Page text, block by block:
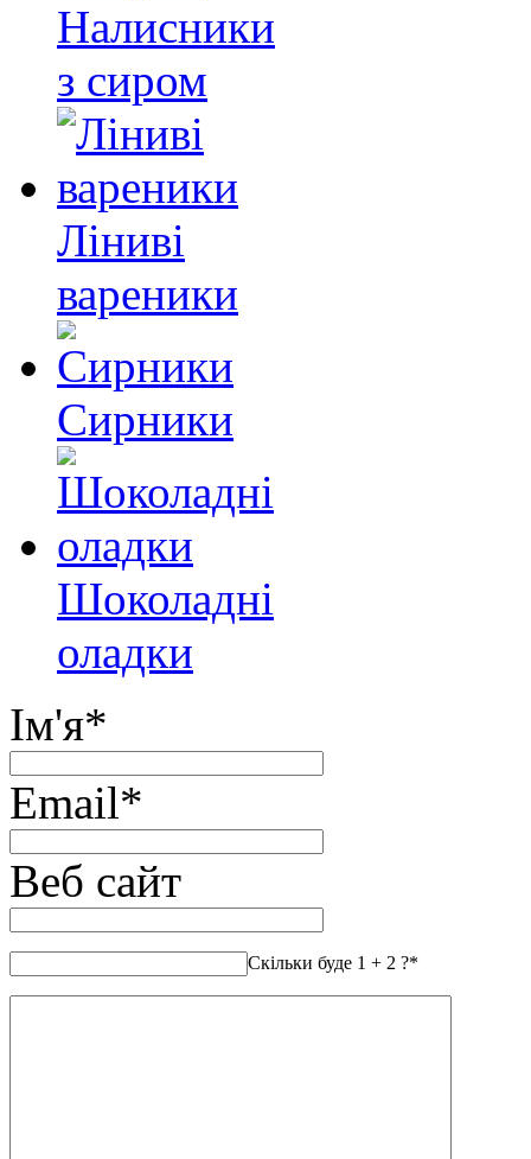
Налисники
з сиром
Ліниві
вареники
Сирники
Шоколадні
оладки
Ім'я*
Email*
Веб сайт
Скільки буде 1 + 2 ?*